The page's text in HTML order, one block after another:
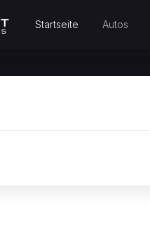
Startseite Autos